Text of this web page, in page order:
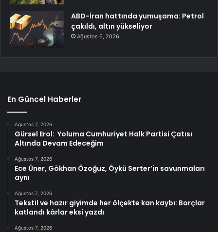
ABD-İran hattında yumuşama: Petrol
çakıldı, altın yükseliyor
Ağustos 6, 2026
En Güncel Haberler
Ağustos 7, 2026
Gürsel Erol: Yoluma Cumhuriyet Halk Partisi Çatısı
Altında Devam Edeceğim
Ağustos 7, 2026
Ece Üner, Gökhan Özoğuz, Öykü Serter’in savunmaları
aynı
Ağustos 7, 2026
Tekstil ve hazır giyimde her ölçekte kan kaybı: Borçlar
katlandı kârlar eksi yazdı
Ağustos 7, 2026